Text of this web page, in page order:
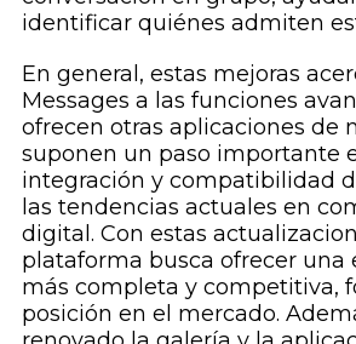
identificar quiénes admiten
En general, estas mejoras
Messages a las funciones
ofrecen otras aplicaciones de
suponen un paso importante
integración y compatibilidad
las tendencias actuales en
digital. Con estas
plataforma busca ofrecer una
más completa y competitiva,
posición en el mercado.